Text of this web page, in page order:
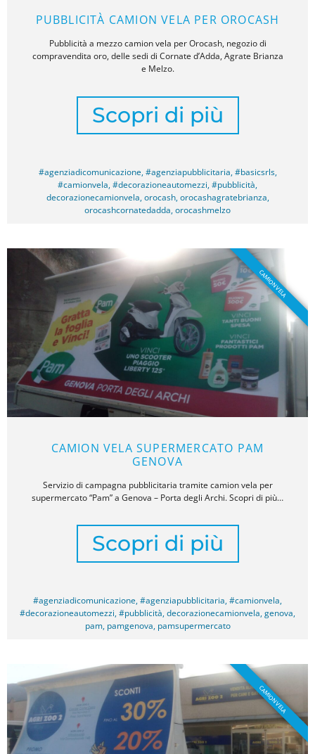
PUBBLICITÀ CAMION VELA PER OROCASH
Pubblicità a mezzo camion vela per Orocash, negozio di
compravendita oro, delle sedi di Cornate d’Adda, Agrate Brianza
e Melzo.
Scopri di più
#agenziadicomunicazione,#agenziapubblicitaria,#basicsrls,
#camionvela,#decorazioneautomezzi,#pubblicità,
decorazionecamionvela,orocash,orocashagratebrianza,
orocashcornatedadda,orocashmelzo
CAMION VELA SUPERMERCATO PAM
GENOVA
Servizio di campagna pubblicitaria tramite camion vela per
supermercato “Pam” a Genova – Porta degli Archi. Scopri di più…
Scopri di più
CAMION VELA
#agenziadicomunicazione,#agenziapubblicitaria,#camionvela,
#decorazioneautomezzi,#pubblicità,decorazionecamionvela,genova,
pam, pamgenova, pamsupermercato
CAMION VELA